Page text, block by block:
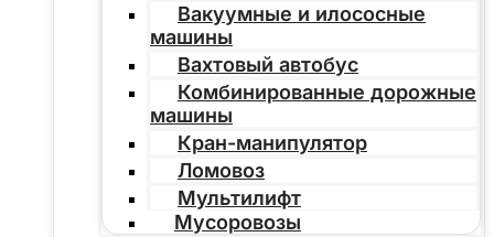
Вакуумные и илососные
машины
Вахтовый автобус
Комбинированные дорожные
машины
Кран-манипулятор
Ломовоз
Мультилифт
Мусоровозы